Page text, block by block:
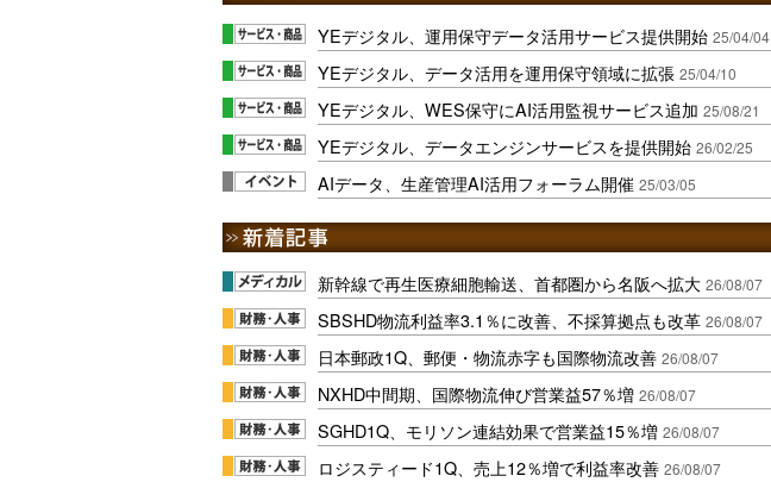
YEデジタル、運用保守データ活用サービス提供開始 25/04/04
YEデジタル、データ活用を運用保守領域に拡張 25/04/10
YEデジタル、WES保守にAI活用監視サービス追加 25/08/21
YEデジタル、データエンジンサービスを提供開始 26/02/25
AIデータ、生産管理AI活用フォーラム開催 25/03/05
新幹線で再生医療細胞輸送、首都圏から名阪へ拡大 26/08/07
SBSHD物流利益率3.1％に改善、不採算拠点も改革 26/08/07
日本郵政1Q、郵便・物流赤字も国際物流改善 26/08/07
NXHD中間期、国際物流伸び営業益57％増 26/08/07
SGHD1Q、モリソン連結効果で営業益15％増 26/08/07
ロジスティード1Q、売上12％増で利益率改善 26/08/07